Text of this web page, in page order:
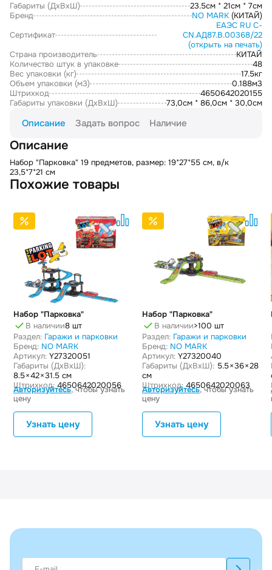
Габариты (ДxВxШ)
23.5см * 21см * 7см
Бренд
NO MARK (КИТАЙ)
Сертификат
ЕАЭС RU С-
CN.АД87.В.00368/22
(открыть на печать)
Страна производитель
КИТАЙ
Количество штук в упаковке
48
Вес упаковки (кг)
17.5кг
Объем упаковки (м3)
0.188м3
Штрихкод
4650642020155
Габариты упаковки (ДxВxШ)
73,0см * 86,0см * 30,0см
Описание Задать вопрос Наличие
Описание
Набор "Парковка" 19 предметов, размер: 19*27*55 см, в/к
23,5*7*21 см
Похожие товары
Набор "Парковка"
В наличии8 шт
Раздел: Гаражи и парковки
Бренд: NO MARK
Артикул: Y27320051
Габариты (ДxВxШ):
8.5 × 42 × 31.5 см
Штрихкод: 4650642020056
Авторизуйтесь, чтобы узнать
цену
Узнать цену
Набор "Парковка"
В наличии>100 шт
Раздел: Гаражи и парковки
Бренд: NO MARK
Артикул: Y27320040
Габариты (ДxВxШ): 5.5 × 36 × 28
см
Штрихкод: 4650642020063
Авторизуйтесь, чтобы узнать
цену
Узнать цену